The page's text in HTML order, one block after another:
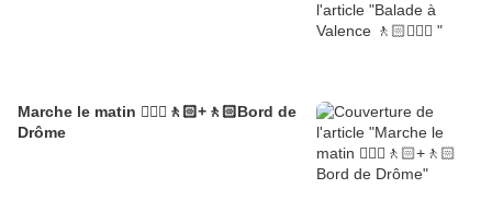
Marche le matin 🚶🏼‍♂️🚶🏻+🚶🏻Bord de
Drôme